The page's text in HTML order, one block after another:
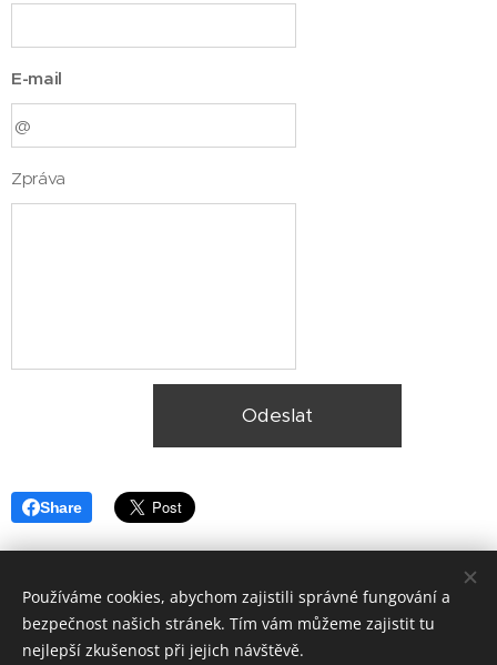
E-mail
Zpráva
Odeslat
Share
Používáme cookies, abychom zajistili správné fungování a
bezpečnost našich stránek. Tím vám můžeme zajistit tu
nejlepší zkušenost při jejich návštěvě.